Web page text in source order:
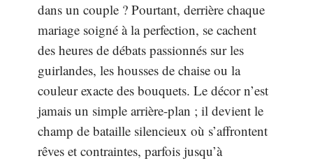
dans un couple ? Pourtant, derrière chaque
mariage soigné à la perfection, se cachent
des heures de débats passionnés sur les
guirlandes, les housses de chaise ou la
couleur exacte des bouquets. Le décor n’est
jamais un simple arrière-plan ; il devient le
champ de bataille silencieux où s’affrontent
rêves et contraintes, parfois jusqu’à